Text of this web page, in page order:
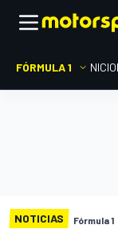
FÓRMULA 1 INICIO
NOTICIAS Fórmula 1